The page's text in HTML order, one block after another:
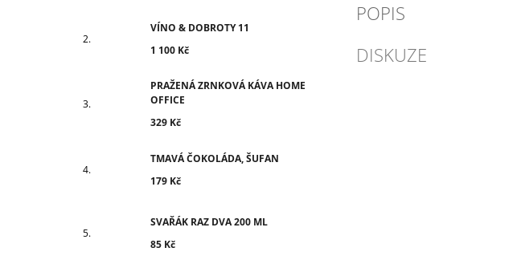
VÍNO & DOBROTY 11
1 100 Kč
PRAŽENÁ ZRNKOVÁ KÁVA HOME
OFFICE
329 Kč
TMAVÁ ČOKOLÁDA, ŠUFAN
179 Kč
SVAŘÁK RAZ DVA 200 ML
85 Kč
POPIS
DISKUZE